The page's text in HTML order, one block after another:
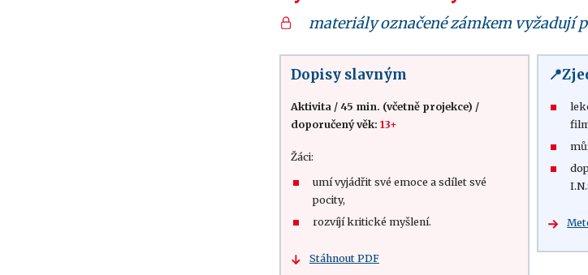
materiály označené zámkem vyžadují
Dopisy slavným
Aktivita / 45 min. (včetně projekce) /
doporučený věk: 13+
Žáci:
umí vyjádřit své emoce a sdílet své
pocity,
rozvíjí kritické myšlení.
Stáhnout PDF